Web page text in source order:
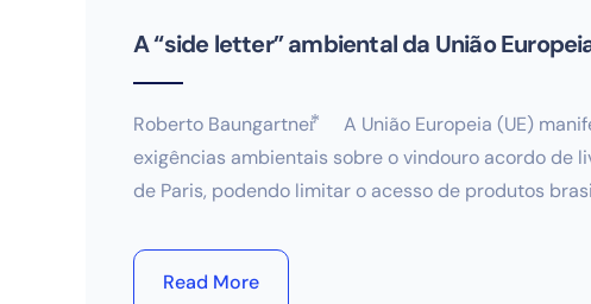
A “side letter” ambiental da União
Roberto Baungartner⃰ A União Europeia (UE)
exigências ambientais sobre o vindouro acordo de
de Paris, podendo limitar o acesso de produtos
Read More